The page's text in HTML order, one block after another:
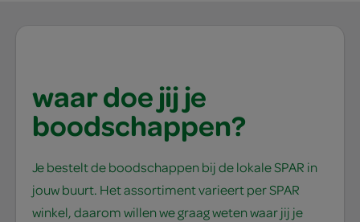
waar doe jij je
boodschappen?
Je bestelt de boodschappen bij de lokale SPAR in
jouw buurt. Het assortiment varieert per SPAR
winkel, daarom willen we graag weten waar jij je